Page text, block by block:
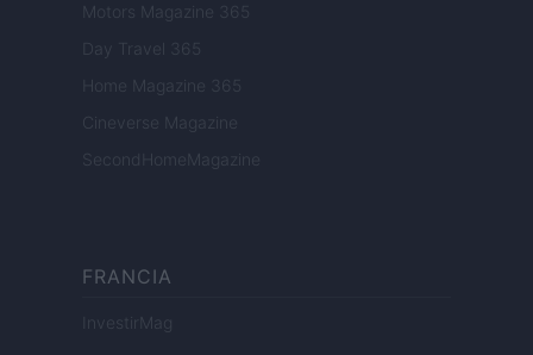
Motors Magazine 365
Day Travel 365
Home Magazine 365
Cineverse Magazine
SecondHomeMagazine
FRANCIA
InvestirMag